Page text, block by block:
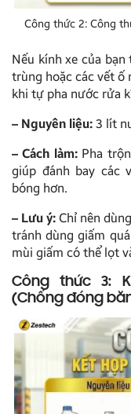
Công thức 2: Công
Nếu kính xe của
trùng hoặc các vết ố
khi tự pha nước rửa
– Nguyên liệu: 3 lít
–Cách làm:Pha
giúp đánh bay các
bóng hơn.
– Lưu ý: Chỉ nên
tránh dùng giấm
mùi giấm có thể lọt
Công thức 3:
(Chống đóng